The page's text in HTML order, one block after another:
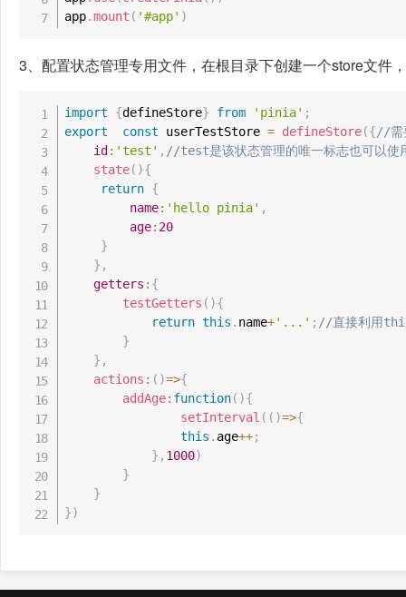
app.mount ( '#app' )
3、配置状态管理专用文件，在根目录下创建一个store文件
import {defineStore} from 'pinia' ;
export
const userTestStore = defineStore({//需
id : 'test' , //test是该状态管理的唯一标志也可
state( ){
return {
name: 'hello pinia' ,
age: 20
}
} ,
getters : {
testGetters ( ){
return this . name+'...' ; //直接利用
}
} ,
actions : ( )=>{
addAge: function( ){
setInterval ( ( )=>{
this . age++;
} , 1000)
}
}
})